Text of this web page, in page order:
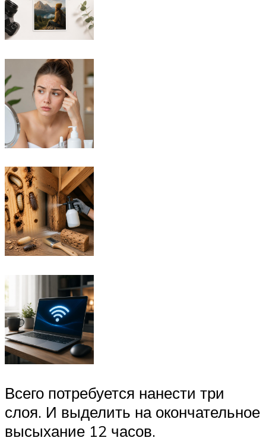
Всего потребуется нанести три
слоя. И выделить на окончательное
высыхание 12 часов.